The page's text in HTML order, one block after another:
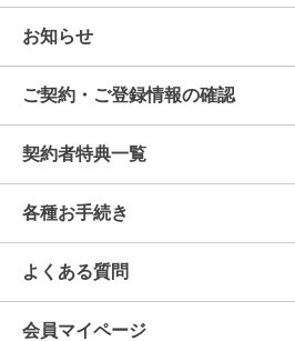
お知らせ
ご契約・ご登録情報の確認
契約者特典一覧
各種お手続き
よくある質問
会員マイページ